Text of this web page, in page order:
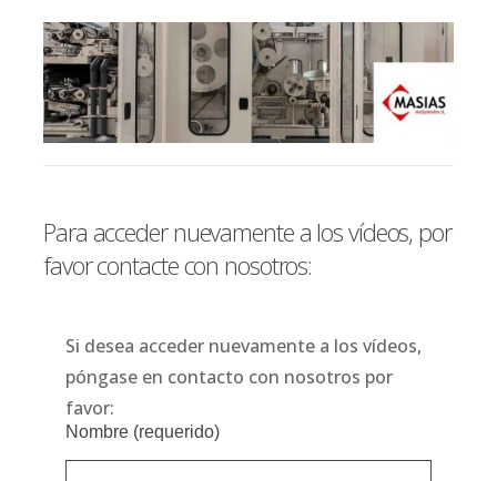
Para acceder nuevamente a los vídeos, por
favor contacte con nosotros:
Si desea acceder nuevamente a los vídeos,
póngase en contacto con nosotros por
favor:
Nombre (requerido)